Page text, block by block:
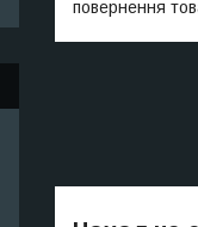
повернення